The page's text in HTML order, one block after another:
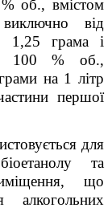
об., вмістом
від
1,25 грама і
100 % об.,
на 1 літр
першої
для
та
що
алкогольних